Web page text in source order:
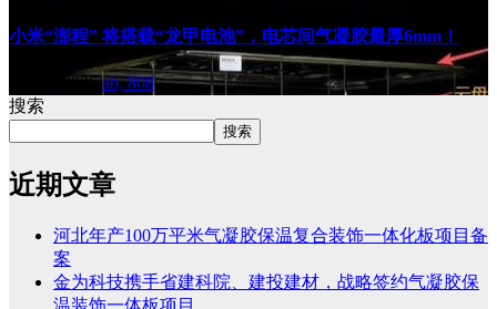
小米“澎程” 将搭载“龙甲电池”，电芯间气凝胶最厚6mm！
8 月 6, 2026ab, 808
搜索
搜索
近期文章
河北年产100万平米气凝胶保温复合装饰一体化板项目备
案
金为科技携手省建科院、建投建材，战略签约气凝胶保